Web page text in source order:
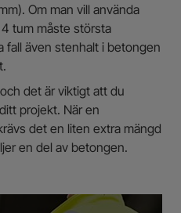
Om man vill använda
tum måste största
fall även stenhalt i betongen
det är viktigt att du
projekt. När en
det en liten extra mängd
en del av betongen.